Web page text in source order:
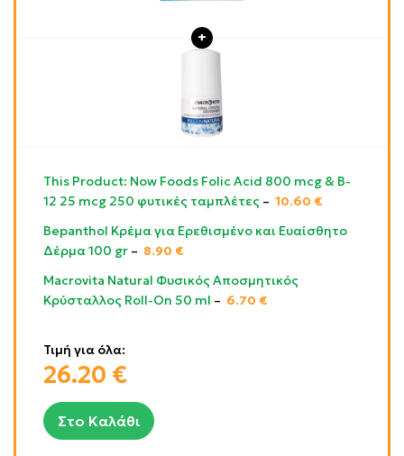
Τιμή για όλα:
26.20 €
Στο Καλάθι
This Product: Now Foods Folic Acid 800 mcg & B-
12 25 mcg 250 φυτικές ταμπλέτες – 10.60 €
Bepanthol Κρέμα για Ερεθισμένο και Ευαίσθητο
Δέρμα 100 gr – 8.90 €
Macrovita Natural Φυσικός Αποσμητικός
Κρύσταλλος Roll-On 50 ml – 6.70 €